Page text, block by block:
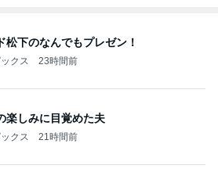
松下のなんでもプレゼン！
クス 23時間前
楽しみに目覚めた夫
クス 21時間前